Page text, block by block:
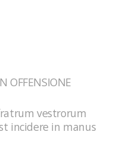
OFFENSIONE
vestrorum
incidere in manus